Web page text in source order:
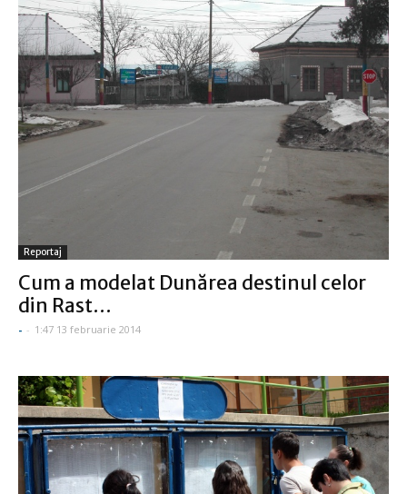
Reportaj
Cum a modelat Dunărea destinul celor
din Rast…
- - 1:47 13 februarie 2014